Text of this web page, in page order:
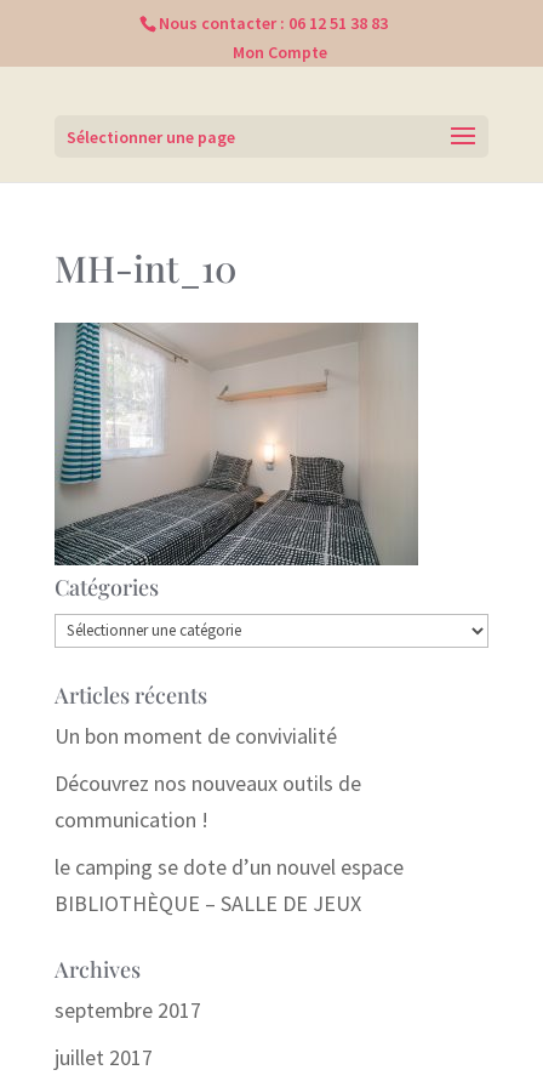
Nous contacter : 06 12 51 38 83
Mon Compte
Sélectionner une page
MH-int_10
Catégories
Catégories
Articles récents
Un bon moment de convivialité
Découvrez nos nouveaux outils de
communication !
le camping se dote d’un nouvel espace
BIBLIOTHÈQUE – SALLE DE JEUX
Archives
septembre 2017
juillet 2017